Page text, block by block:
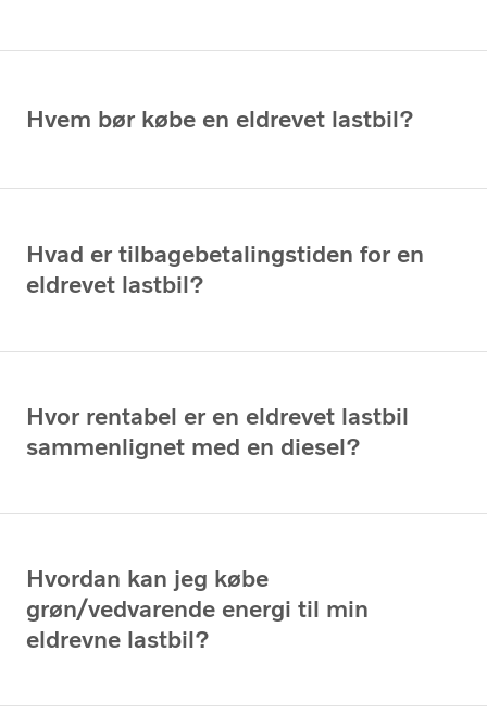
Hvem bør købe en eldrevet lastbil?
Hvad er tilbagebetalingstiden for en
eldrevet lastbil?
Hvor rentabel er en eldrevet lastbil
sammenlignet med en diesel?
Hvordan kan jeg købe
grøn/vedvarende energi til min
eldrevne lastbil?